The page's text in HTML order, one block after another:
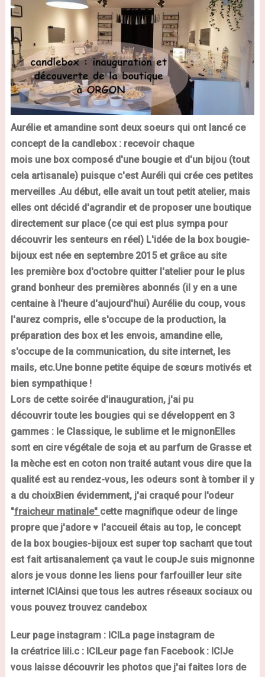
Aurélie et amandine sont deux soeursqui ont lancé ce
concept de la candlebox:recevoir chaque
mois une boxcomposé d'une bougie et d'un bijou (tout
cela artisanale) puisque c'est Auréli qui crée ces petites
merveilles .Au début, elle avait un tout petit atelier, mais
elles ont décidé d'agrandir et de proposer une boutique
directement sur place (ce qui est plus sympa pour
découvrir les senteurs en réel) L'idée de la box bougie-
bijouxest née en septembre 2015 et grâce au site
les première box d'octobre quitter l'atelier pour le plus
grand bonheur des premières abonnés (il y en a une
centaine à l'heure d'aujourd'hui) Aurélie du coup, vous
l'aurez compris, elle s'occupe de la production, la
préparation des box et les envois, amandine elle,
s'occupe de la communication, du site internet, les
mails, etc.Une bonne petite équipe de sœurs motivés et
bien sympathique !
Lors de cette soirée d'inauguration, j'ai pu
découvrirtoute les bougies qui se développent en3
gammes :le Classique, le sublime et le mignonElles
sont en cire végétale de soja et au parfum de Grasse et
la mèche est en coton non traité autant vous dire que la
qualité est au rendez-vous, les odeurs sont à tomber il y
a du choixBien évidemment, j'ai craqué pour l'odeur
"fraicheur matinale" cette magnifique odeur de linge
propre que j'adore ♥ l'accueil étais au top, le concept
de la box bougies-bijouxest super top sachant que tout
est fait artisanalement ça vaut le coupJe suis mignonne
alors je vous donne les liens pour farfouiller leur site
internet ICI Ainsi que tous les autres réseaux sociaux ou
vous pouvez trouvez candebox
Leur page instagram:ICI La page instagramde
la créatrice lili.c:ICI Leur page fan Facebook :ICI Je
vous laisse découvrir les photos que j'ai faites lors de